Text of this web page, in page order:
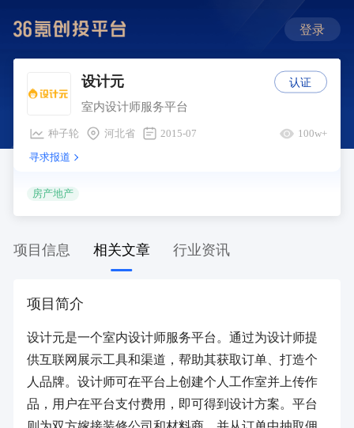
登录
设计元
室内设计师服务平台
种子轮 河北省 2015-07 100w+
寻求报道
房产地产
认证
项目信息 相关文章 行业资讯
项目简介
设计元是一个室内设计师服务平台。通过为设计师提
供互联网展示工具和渠道，帮助其获取订单、打造个
人品牌。设计师可在平台上创建个人工作室并上传作
品，用户在平台支付费用，即可得到设计方案。平台